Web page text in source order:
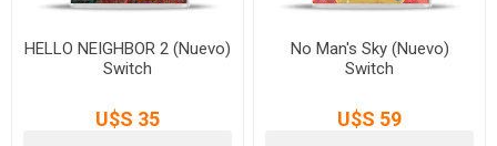
HELLO NEIGHBOR 2 (Nuevo)
Switch
U$S 35
No Man's Sky (Nuevo)
Switch
U$S 59